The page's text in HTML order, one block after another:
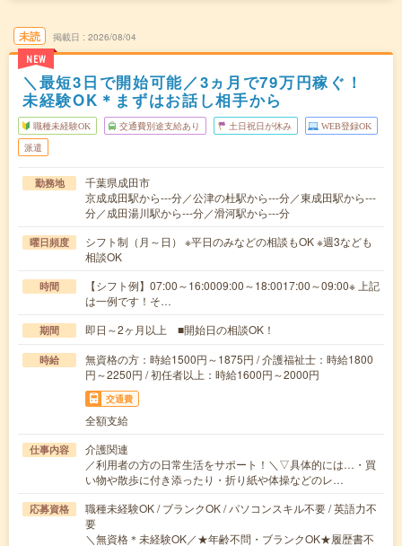
未読
NEW
掲載日 2026/08/04
＼最短3日で開始可能／3ヵ月で79万円稼ぐ！
未経験OK＊まずはお話し相手から
職種未経験OK 交通費別途支給あり 土日祝日が休み WEB登録OK
派遣
勤務地
千葉県成田市
京成成田駅から---分／公津の杜駅から---分／東成田駅から---
分／成田湯川駅から---分／滑河駅から---分
曜日頻度
シフト制（月～日） ※平日のみなどの相談もOK ※週3なども
相談OK
時間
【シフト例】07:00～16:0009:00～18:0017:00～09:00※ 上記
は一例です！そ…
期間 即日～2ヶ月以上 ■開始日の相談OK！
時給
無資格の方：時給1500円～1875円 / 介護福祉士：時給1800
円～2250円 / 初任者以上：時給1600円～2000円
交通費
全額支給
仕事内容
介護関連
／利用者の方の日常生活をサポート！＼▽具体的には…・買
い物や散歩に付き添ったり・折り紙や体操などのレ…
応募資格
職種未経験OK / ブランクOK / パソコンスキル不要 / 英語力不
要
＼無資格＊未経験OK／★年齢不問・ブランクOK★履歴書不